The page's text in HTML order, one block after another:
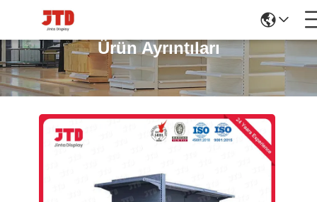
Ürün Ayrıntıları